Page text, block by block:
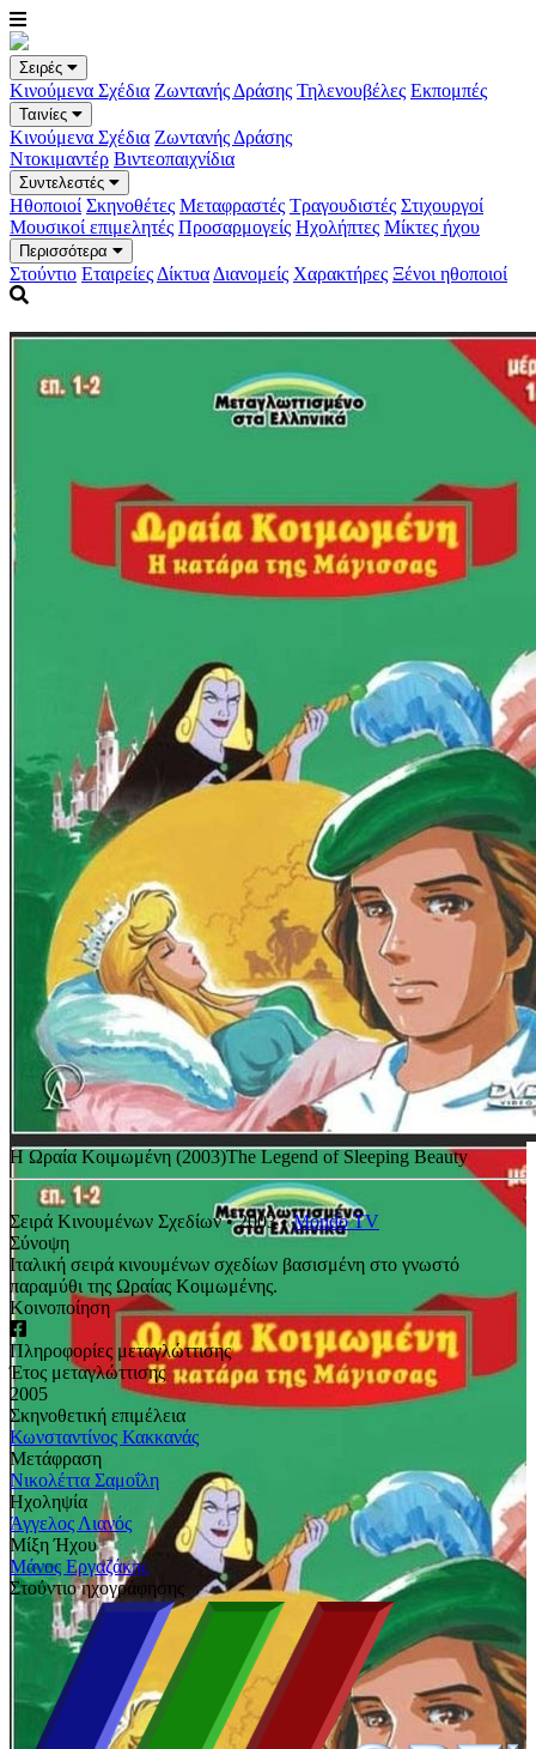
Σειρές
Κινούμενα Σχέδια Ζωντανής Δράσης Τηλενουβέλες Εκπομπές
Ταινίες
Κινούμενα Σχέδια Ζωντανής Δράσης
Ντοκιμαντέρ Βιντεοπαιχνίδια
Συντελεστές
Ηθοποιοί Σκηνοθέτες Μεταφραστές Τραγουδιστές Στιχουργοί
Μουσικοί επιμελητές Προσαρμογείς Ηχολήπτες Μίκτες ήχου
Περισσότερα
Στούντιο Εταιρείες Δίκτυα Διανομείς Χαρακτήρες Ξένοι ηθοποιοί
Η Ωραία Κοιμωμένη (2003)The Legend of Sleeping Beauty
Σειρά Κινουμένων Σχεδίων • 2003 • Mondo TV
Σύνοψη
Ιταλική σειρά κινουμένων σχεδίων βασισμένη στο γνωστό
παραμύθι της Ωραίας Κοιμωμένης.
Κοινοποίηση
Πληροφορίες μεταγλώττισης
Έτος μεταγλώττισης
2005
Σκηνοθετική επιμέλεια
Κωνσταντίνος Κακκανάς
Μετάφραση
Νικολέττα Σαμοΐλη
Ηχοληψία
Άγγελος Λιανός
Μίξη Ήχου
Μάνος Εργαζάκης
Στούντιο ηχογράφησης